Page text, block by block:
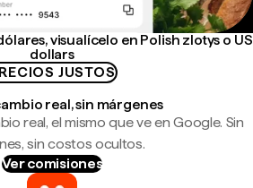
visualícelo en Polish zlotys o US
dollars
JUSTOS
real, sin márgenes
real, el mismo que ve en Google. Sin
sin costos ocultos.
Ver comisiones